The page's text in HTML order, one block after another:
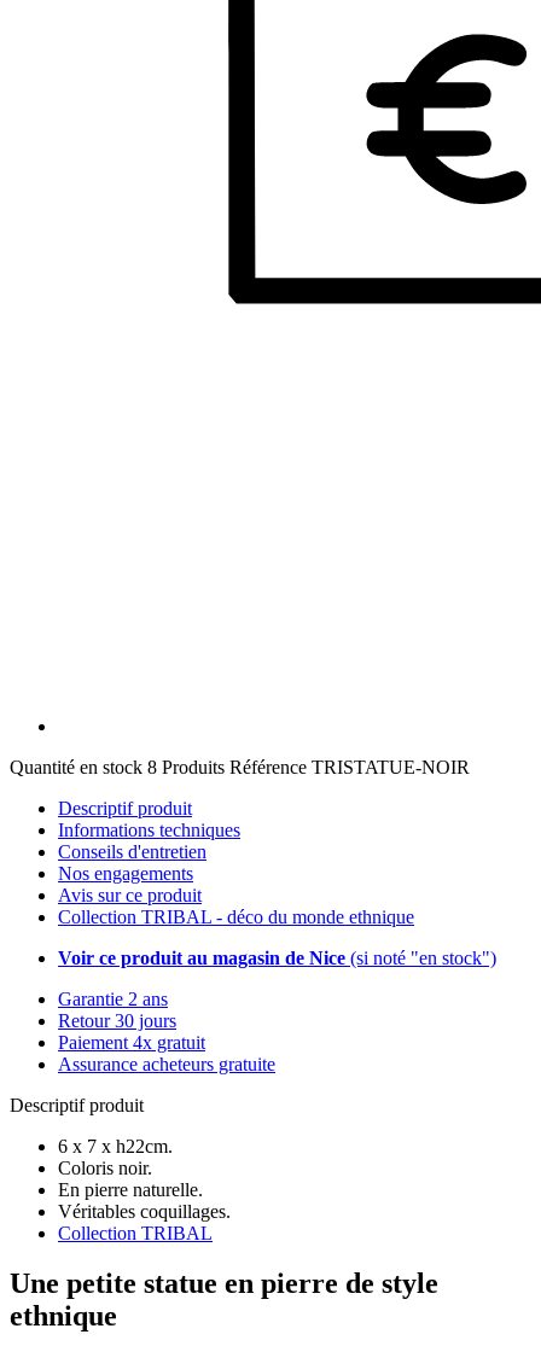
Quantité en stock 8 Produits Référence TRISTATUE-NOIR
Descriptif produit
Informations techniques
Conseils d'entretien
Nos engagements
Avis sur ce produit
Collection TRIBAL - déco du monde ethnique
Voir ce produit au magasin de Nice (si noté "en stock")
Garantie 2 ans
Retour 30 jours
Paiement 4x gratuit
Assurance acheteurs gratuite
Descriptif produit
6 x 7 x h22cm.
Coloris noir.
En pierre naturelle.
Véritables coquillages.
Collection TRIBAL
Une petite statue en pierre de style
ethnique